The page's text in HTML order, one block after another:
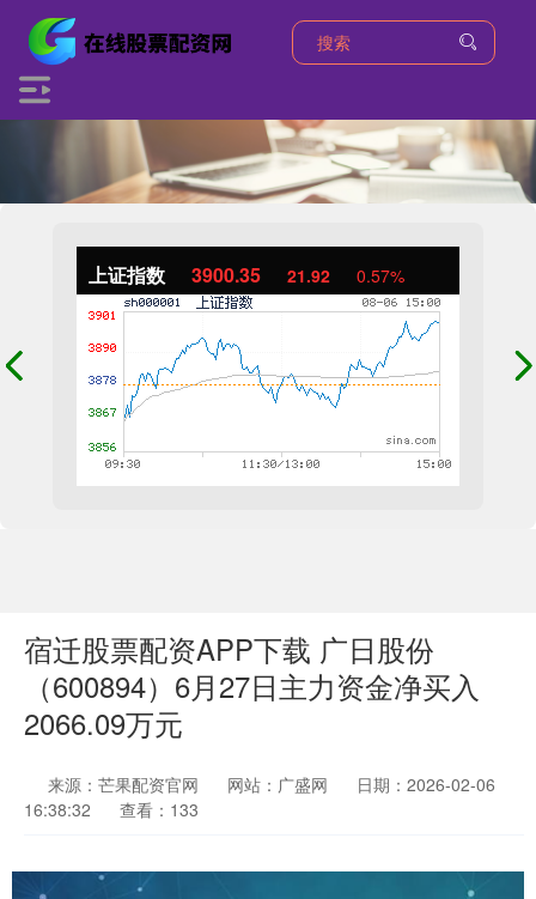
上证指数 3900.35 21.92 0.57%
宿迁股票配资APP下载 广日股份
（600894）6月27日主力资金净买入
2066.09万元
来源：芒果配资官网 网站：广盛网
日期：2026-02-06
16:38:32
查看：133